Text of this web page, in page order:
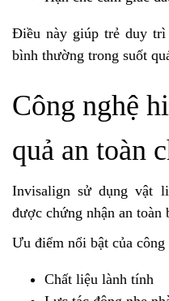
Điều này giúp trẻ duy trì
bình thường trong suốt
Công nghệ
quả an toàn
Invisalign sử dụng vật
được chứng nhận an
Ưu điểm nổi bật của công
Chất liệu lành tính